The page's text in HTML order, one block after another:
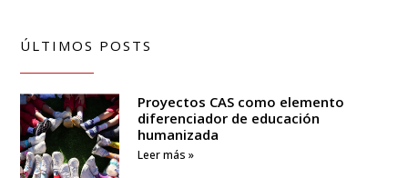
ÚLTIMOS POSTS
Proyectos CAS como elemento
diferenciador de educación
humanizada
Leer más »